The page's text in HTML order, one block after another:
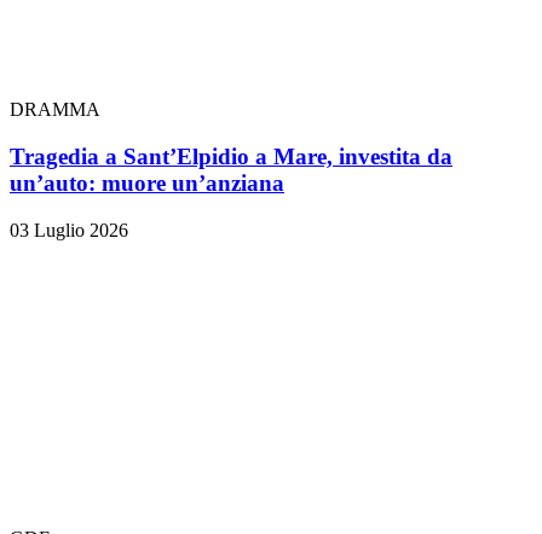
DRAMMA
Tragedia a Sant’Elpidio a Mare, investita da
un’auto: muore un’anziana
03 Luglio 2026